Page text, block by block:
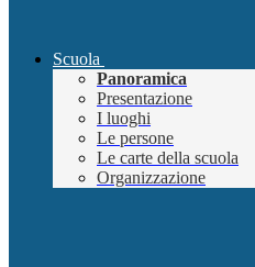
Scuola
Panoramica
Presentazione
I luoghi
Le persone
Le carte della scuola
Organizzazione